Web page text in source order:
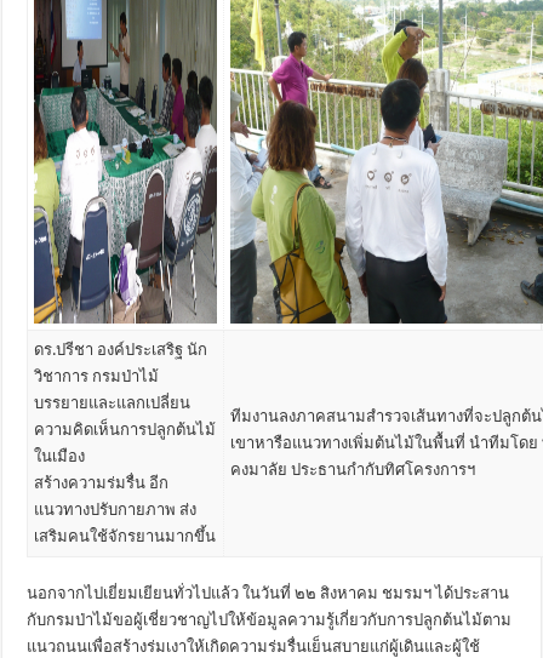
ดร.ปรีชา องค์ประเสริฐ นัก
วิชาการ กรมป่าไม้
บรรยายและแลกเปลี่ยน
ความคิดเห็นการปลูกต้นไม้
ในเมือง
สร้างความร่มรื่น อีก
แนวทางปรับกายภาพ ส่ง
เสริมคนใช้จักรยานมากขึ้น
ทีมงานลงภาคสนามสำรวจเส้นทางที่จะปลูกต้
เขาหารือแนวทางเพิ่มต้นไม้ในพื้นที่ นำทีมโด
คงมาลัย ประธานกำกับทิศโครงการฯ
นอกจากไปเยี่ยมเยียนทั่วไปแล้ว ในวันที่ ๒๒ สิงหาคม ชมรมฯ ได้ประสาน
กับกรมป่าไม้ขอผู้เชี่ยวชาญไปให้ข้อมูลความรู้เกี่ยวกับการปลูกต้นไม้ตาม
แนวถนนเพื่อสร้างร่มเงาให้เกิดความร่มรื่นเย็นสบายแก่ผู้เดินและผู้ใช้